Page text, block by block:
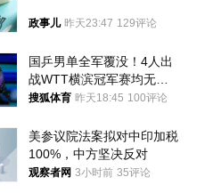
政事儿 昨天23:47 129评论
国乒男单全军覆没！4人出
战WTT横滨冠军赛均无缘
八强
搜狐体育 昨天18:45 100评论
美参议院法案拟对中印加税
100%，中方坚决反对
观察者网 3小时前 35评论